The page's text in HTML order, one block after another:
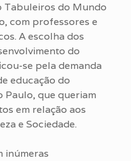
Tabuleiros do Mundo
com professores e
A escolha dos
do
se pela demanda
educação do
Paulo, que queriam
em relação aos
e Sociedade.
inúmeras